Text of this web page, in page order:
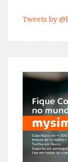
Tweets by